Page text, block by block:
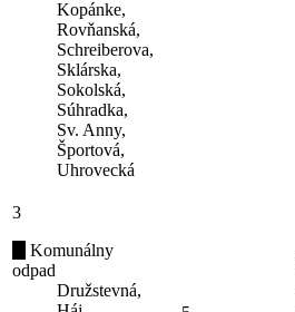
Kopánke,
Rovňanská,
Schreiberova,
Sklárska,
Sokolská,
Súhradka,
Sv. Anny,
Športová,
Uhrovecká
3
Komunálny
odpad
Družstevná,